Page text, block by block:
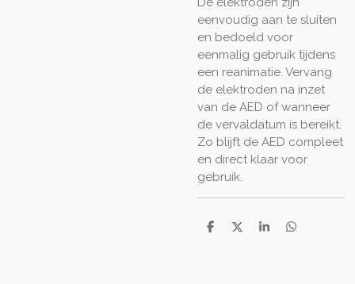
eenvoudig aan te sluiten
en bedoeld voor
eenmalig gebruik tijdens
een reanimatie. Vervang
de elektroden na inzet
van de AED of wanneer
de vervaldatum is bereikt.
Zo blijft de AED compleet
en direct klaar voor
gebruik.
D
D
S
D